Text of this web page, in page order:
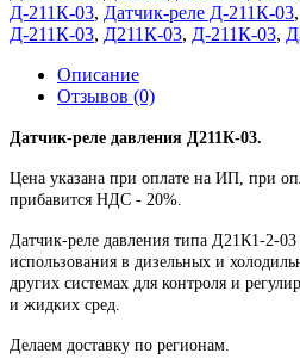
Д-211К-03, Датчик-реле Д-211К-03,
Д-211К-03, Д211К-03, Д-211К-03,
Описание
Отзывов (0)
Датчик-реле давления Д211К-03.
Цена указана при оплате на ИП, при
прибавится НДС - 20%.
Датчик-реле давления типа Д21К1-2-03
использования в дизельных и
других системах для контроля и
и жидких сред.
Делаем доставку по регионам.